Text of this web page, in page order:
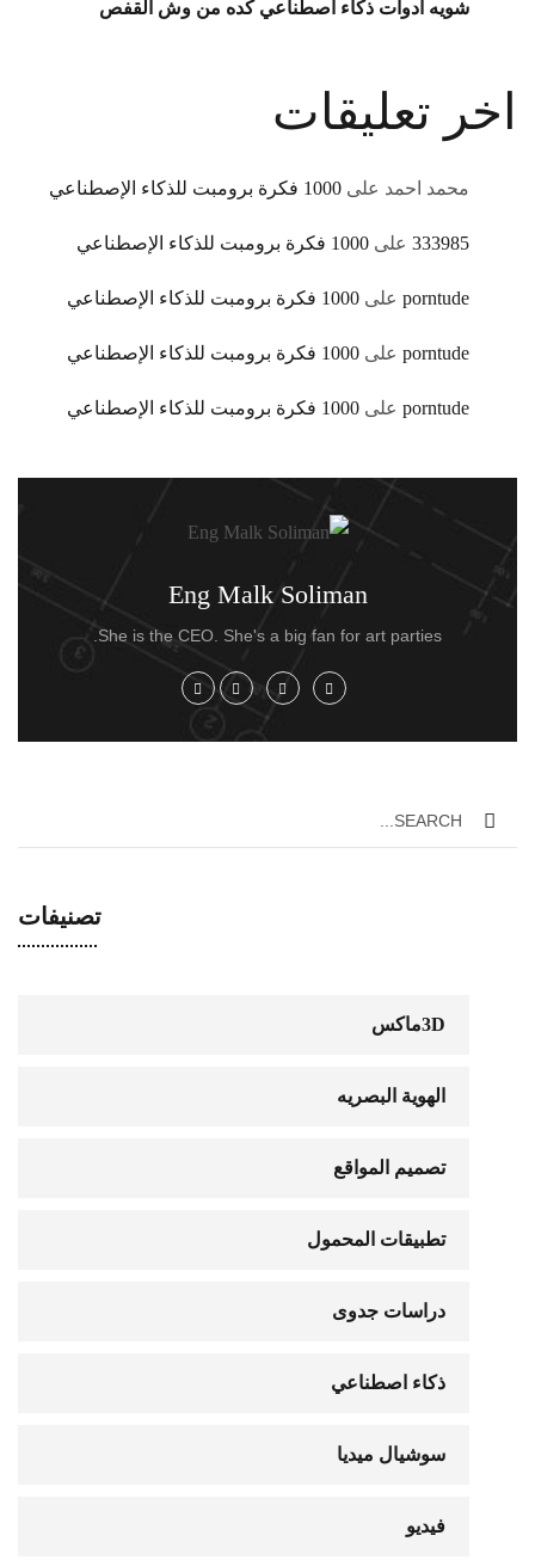
شويه ادوات ذكاء اصطناعي كده من وش القفص
اخر تعليقات
محمد احمد على 1000 فكرة برومبت للذكاء الإصطناعي
333985 على 1000 فكرة برومبت للذكاء الإصطناعي
porntude على 1000 فكرة برومبت للذكاء الإصطناعي
porntude على 1000 فكرة برومبت للذكاء الإصطناعي
porntude على 1000 فكرة برومبت للذكاء الإصطناعي
Eng Malk Soliman
She is the CEO. She's a big fan for art parties.
تصنيفات
3Dماكس
الهوية البصريه
تصميم المواقع
تطبيقات المحمول
دراسات جدوى
ذكاء اصطناعي
سوشيال ميديا
فيديو